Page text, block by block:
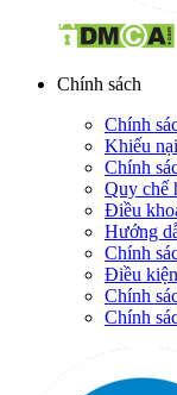
Chính sách
Chính
Khiếu
Chính
Quy chế
Điều
Hướng
Chính
Điều
Chính
Chính